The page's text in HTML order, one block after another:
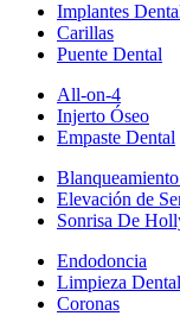
Implantes
Carillas
Puente Dental
All-on-4
Injerto Óseo
Empaste Dental
Elevación de
Sonrisa De
Endodoncia
Limpieza Dental
Coronas